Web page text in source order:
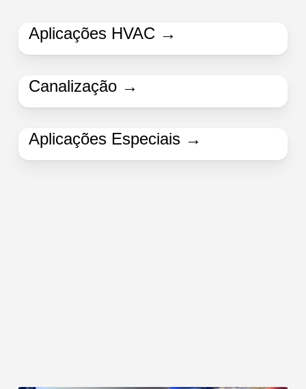
Aplicações HVAC →
Canalização →
Aplicações Especiais →